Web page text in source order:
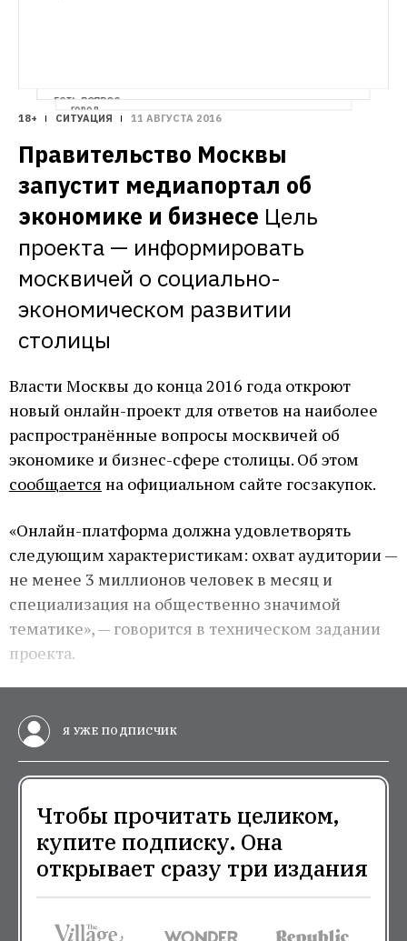
ГОРОД
и психолог объясняют, как научиться
не бояться смертиThe Village узнал, что
такое теория управления ужасом, почему
нужно учиться умирать и как
сформировать позитивное отношение к
смерти
ЕСТЬ ВОПРОС
Что будет, если умереть в Москве
продолжает с помощью экспертов
отвечать на самые странные вопросы
о жизни, которыми задаются горожане
18+ СИТУАЦИЯ 11 АВГУСТА 2016
Правительство Москвы
запустит медиапортал об
экономике и бизнесе Цель
проекта — информировать
москвичей о социально-
экономическом развитии
столицы
Власти Москвы до конца 2016 года откроют
новый онлайн-проект для ответов на наиболее
распространённые вопросы москвичей об
экономике и бизнес-сфере столицы. Об этом
сообщается на официальном сайте госзакупок.
«Онлайн-платформа должна удовлетворять
следующим характеристикам: охват аудитории —
не менее 3 миллионов человек в месяц и
специализация на общественно значимой
тематике», — говорится в техническом задании
проекта.
Я УЖЕ ПОДПИСЧИК
Чтобы прочитать целиком,
купите подписку. Она
открывает сразу три издания